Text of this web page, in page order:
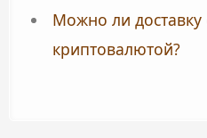
Можно ли доставку
криптовалютой?